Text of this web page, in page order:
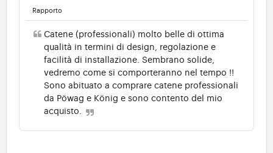
Rapporto
Catene (professionali) molto belle di ottima
qualità in termini di design, regolazione e
facilità di installazione. Sembrano solide,
vedremo come si comporteranno nel tempo !!
Sono abituato a comprare catene professionali
da Pöwag e König e sono contento del mio
acquisto.